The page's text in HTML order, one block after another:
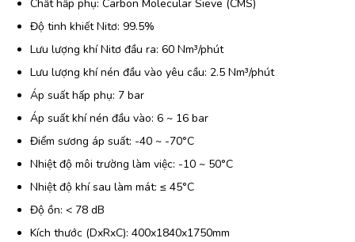
Chất hấp phụ: Carbon Molecular Sieve (CMS)
Độ tinh khiết Nitơ: 99.5%
Lưu lượng khí Nitơ đầu ra: 60 Nm³/phút
Lưu lượng khí nén đầu vào yêu cầu: 2.5 Nm³/phút
Áp suất hấp phụ: 7 bar
Áp suất khí nén đầu vào: 6 ~ 16 bar
Điểm sương áp suất: -40 ~ -70°C
Nhiệt độ môi trường làm việc: -10 ~ 50°C
Nhiệt độ khí sau làm mát: ≤ 45°C
Độ ồn: < 78 dB
Kích thước (DxRxC): 400x1840x1750mm